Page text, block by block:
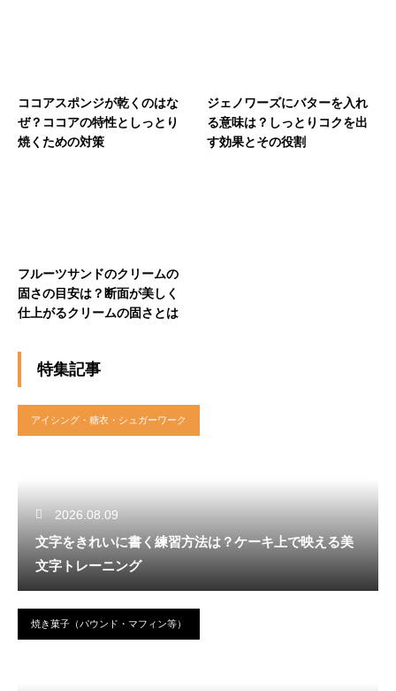
ココアスポンジが乾くのはな
ぜ？ココアの特性としっとり
焼くための対策
ジェノワーズにバターを入れ
る意味は？しっとりコクを出
す効果とその役割
フルーツサンドのクリームの
固さの目安は？断面が美しく
仕上がるクリームの固さとは
特集記事
アイシング・糖衣・シュガーワーク
2026.08.09
文字をきれいに書く練習方法は？ケーキ上で映える美
文字トレーニング
焼き菓子（パウンド・マフィン等）